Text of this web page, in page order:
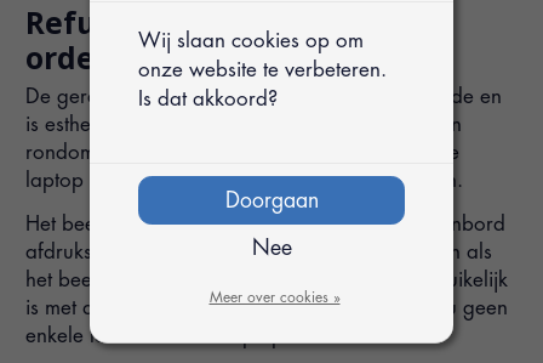
Refurbished laptop: 100% in
orde
De gereviseerde laptop is technisch 100% in orde en
is esthetisch zo goed als nieuw. De behuizing en
rondom het toetsenbord of de onderkant van de
laptop kunnen (kleine) gebruikssporen bevatten.
Het beeldscherm kan zogenaamde lichte toetsenbord
afdruksporen bevatten die zichtbaar kunnen zijn als
het beeldscherm uit staat (zwart is). Dat is gebruikelijk
is met deze type beeldschermen en daar heeft u geen
enkele last van als de laptop aanstaat.
Wij slaan cookies op om
onze website te verbeteren.
Is dat akkoord?
Doorgaan
Nee
Meer over cookies »